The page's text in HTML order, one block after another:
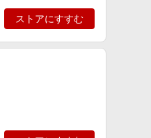
ストアにすすむ